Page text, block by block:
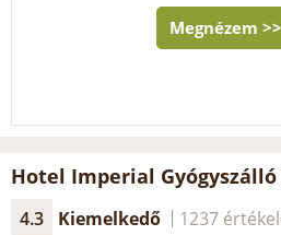
Megnézem >>
Hotel Imperial
4.3 Kiemelkedő 1237